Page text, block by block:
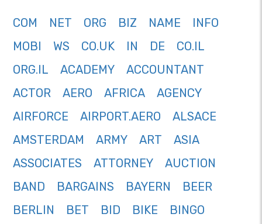
COM NET ORG BIZ NAME
INFO
MOBI
WS CO.UK IN DE
CO.IL
ORG.IL
ACADEMY
ACCOUNTANT
ACTOR
AERO AFRICA
AGENCY
AIRFORCE
AIRPORT.AERO
ALSACE
AMSTERDAM
ARMY ART
ASIA
ASSOCIATES
ATTORNEY
AUCTION
BAND
BARGAINS BAYERN
BEER
BERLIN
BET BID BIKE
BINGO